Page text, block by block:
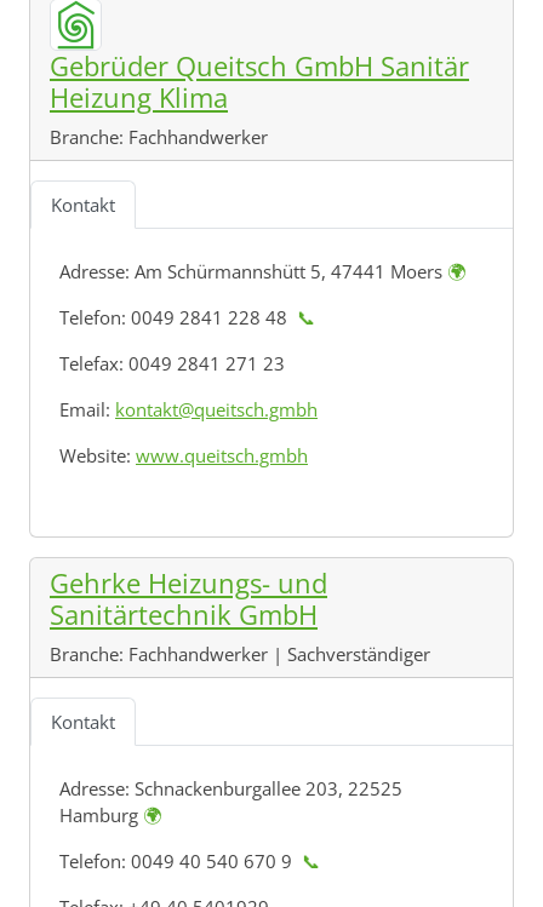
Gebrüder Queitsch GmbH Sanitär
Heizung Klima
Branche: Fachhandwerker
Kontakt
Adresse: Am Schürmannshütt 5, 47441 Moers 🌍
Telefon: 0049 2841 228 48 📞
Telefax: 0049 2841 271 23
Email: kontakt@queitsch.gmbh
Website: www.queitsch.gmbh
Gehrke Heizungs- und
Sanitärtechnik GmbH
Branche: Fachhandwerker | Sachverständiger
Kontakt
Adresse: Schnackenburgallee 203, 22525
Hamburg 🌍
Telefon: 0049 40 540 670 9 📞